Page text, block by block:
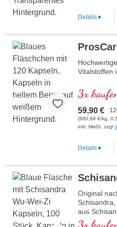
Details
Vitalstoffen
3x
59,90 €
(880,88 €/kg,
inkl. MwSt. zzgl
Details
Original
aus
Wei Zi
3x